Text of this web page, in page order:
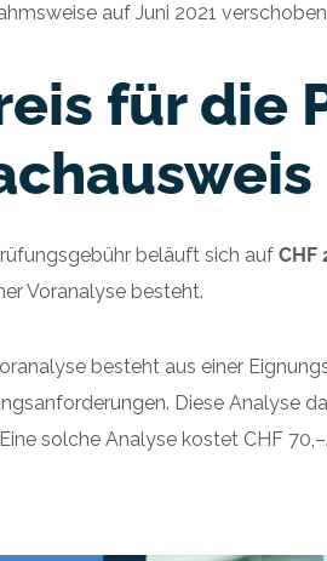
auf Juni 2021
für die
beläuft sich auf CHF
Voranalyse besteht.
besteht aus einer
Diese Analyse
solche Analyse kostet CHF 70,–.